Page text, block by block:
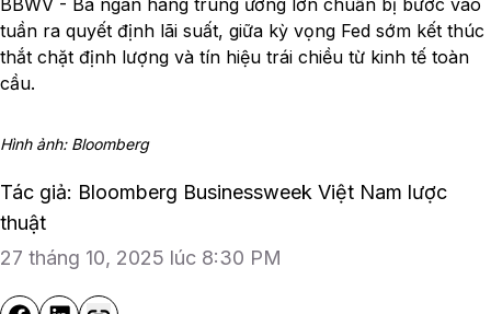
BBWV - Ba ngân hàng trung ương lớn chuẩn bị bước vào
tuần ra quyết định lãi suất, giữa kỳ vọng Fed sớm kết thúc
thắt chặt định lượng và tín hiệu trái chiều từ kinh tế toàn
cầu.
Hình ảnh: Bloomberg
Tác giả: Bloomberg Businessweek Việt Nam lược
thuật
27 tháng 10, 2025 lúc 8:30 PM